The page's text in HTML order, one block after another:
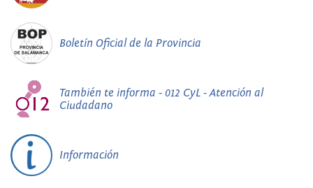
Boletín Oficial de la Provincia
También te informa - 012 CyL - Atención al
Ciudadano
Información